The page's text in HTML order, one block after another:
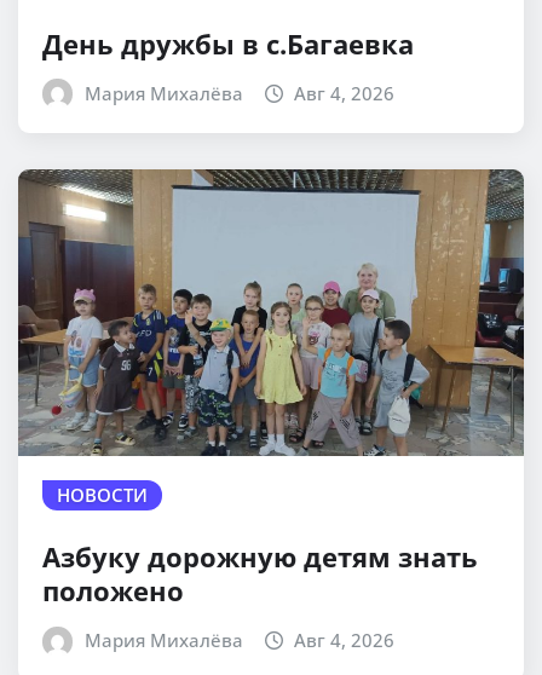
День дружбы в с.Багаевка
Мария Михалёва Авг 4, 2026
НОВОСТИ
Азбуку дорожную детям знать
положено
Мария Михалёва Авг 4, 2026